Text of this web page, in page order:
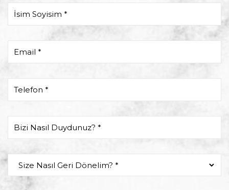
İsim Soyisim *
Email *
Telefon *
Bizi Nasıl Duydunuz? *